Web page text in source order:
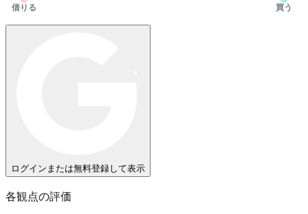
借りる 買う
ログインまたは無料登録して表示
各観点の評価